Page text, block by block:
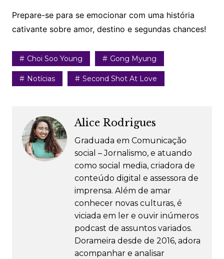
Prepare-se para se emocionar com uma história
cativante sobre amor, destino e segundas chances!
Choi Soo Young Gong Myung
Notícias Second Shot At Love
Alice Rodrigues
Graduada em Comunicação
social – Jornalismo, e atuando
como social media, criadora de
conteúdo digital e assessora de
imprensa. Além de amar
conhecer novas culturas, é
viciada em ler e ouvir inúmeros
podcast de assuntos variados.
Dorameira desde de 2016, adora
acompanhar e analisar